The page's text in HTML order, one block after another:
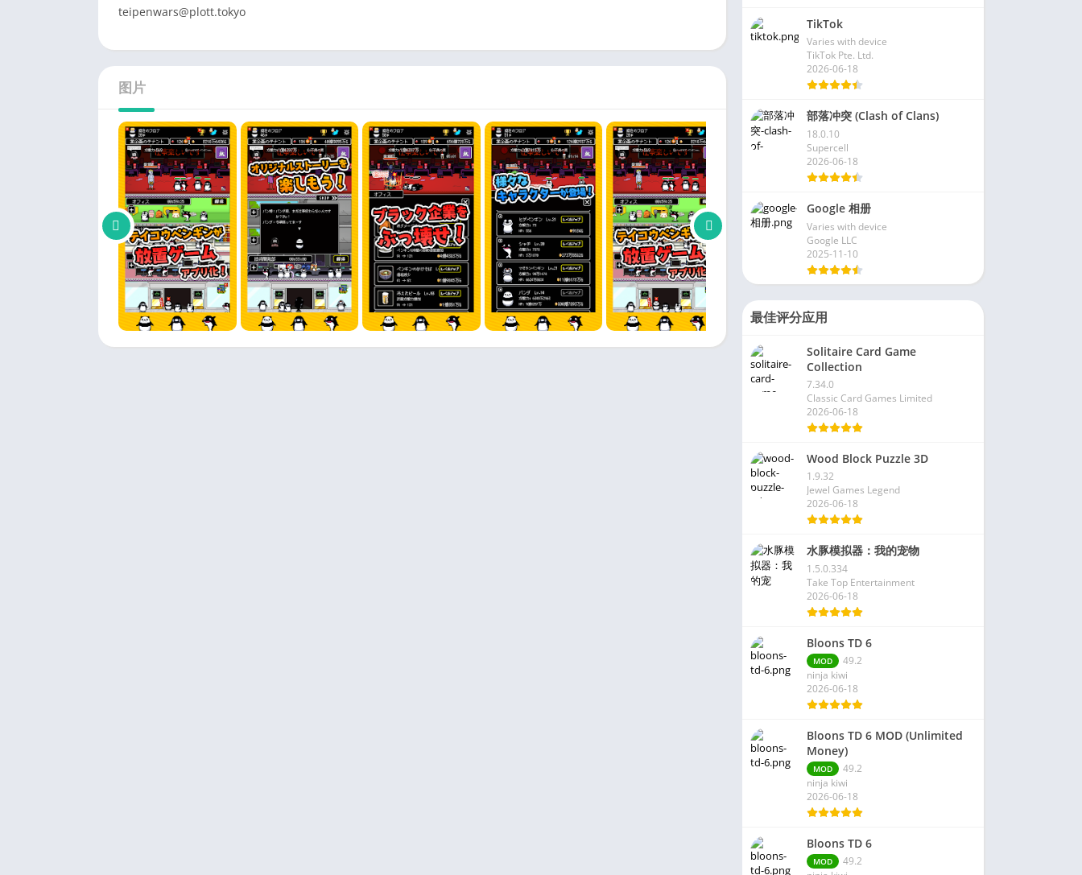
teipenwars@plott.tokyo
图片
TikTok
Varies with device
TikTok Pte. Ltd.
2026-06-18
部落冲突 (Clash of Clans)
18.0.10
Supercell
2026-06-18
Google 相册
Varies with device
Google LLC
2025-11-10
最佳评分应用
Solitaire Card Game
Collection
7.34.0
Classic Card Games Limited
2026-06-18
Wood Block Puzzle 3D
1.9.32
Jewel Games Legend
2026-06-18
水豚模拟器：我的宠物
1.5.0.334
Take Top Entertainment
2026-06-18
Bloons TD 6
MOD
49.2
ninja kiwi
2026-06-18
Bloons TD 6 MOD (Unlimited
Money)
MOD
49.2
ninja kiwi
2026-06-18
Bloons TD 6
MOD
49.2